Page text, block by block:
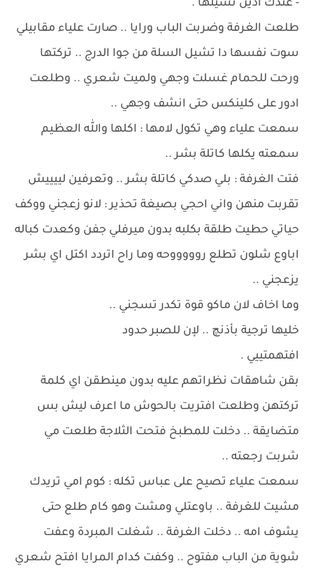
- عندك ادين تشيلها .
طلعت الغرفة وضربت الباب ورايا .. صارت علياء مقابيلي
سوت نفسها دا تشيل السلة من جوا الدرج .. تركتها
ورحت للحمام غسلت وجهي ولميت شعري .. وطلعت
ادور على كلينكس حتى انشف وجهي ..
سمعت علياء وهي تكول لامها : اكلها والله العظيم
سمعته يكلها كاتلة بشر ..
فتت الغرفة : بلي صدكي كاتلة بشر .. وتعرفين لييييش
تقربت منهن واني احجي بصيغة تحذير : لانو زعجني ووكف
حياتي حطيت طلقة بكلبه بدون ميرفلي جفن وكعدت كباله
اباوع شلون تطلع روووووحه وما راح اتردد اكتل اي بشر
يزعجني ..
وما اخاف لان ماكو قوة تكدر تسجني ..
خليها ترجية بأذنچ .. لإن للصبر حدود
افتهمتييي .
بقن شاهقات نظراتهم عليه بدون مينطقن اي كلمة
تركتهن وطلعت افتريت بالحوش ما اعرف ليش بس
متضايقة .. دخلت للمطبخ فتحت الثلاجة طلعت مي
شربت رجعته ..
سمعت علياء تصيح على عباس تكله : كوم امي تريدك
مشيت للغرفة .. باوعتلي ومشت وهو كام طلع حتى
يشوف امه .. دخلت الغرفة .. شغلت المبردة وعفت
شوية من الباب مفتوح .. وكفت كدام المرايا افتح شعري